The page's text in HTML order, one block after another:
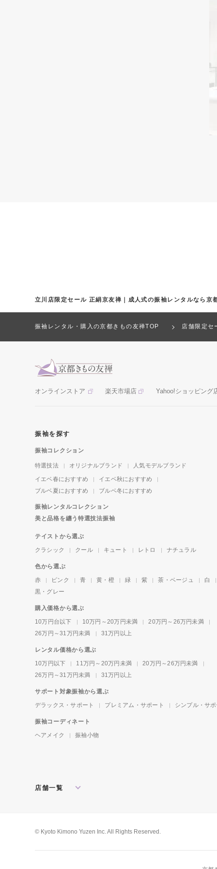
立川店限定セール 正絹京友禅｜成人式の振袖レンタルなら京
振袖レンタル・購入の京都きもの友禅TOP 店舗限定セ
オンラインストア 楽天市場店 Yahoo!ショッピング
振袖を探す
振袖コレクション
特選技法 オリジナルブランド
人気モデルブランド
イエベ春におすすめ
イエベ秋におすすめ
ブルベ夏におすすめ
ブルベ冬におすすめ
振袖レンタルコレクション
美と品格を纏う特選技法振袖
テイストから選ぶ
クラシック
クール キュート レトロ ナチュラル
色から選ぶ
赤
ピンク 青 黄・橙 緑 紫 茶・ベージュ
白
黒・グレー
購入価格から選ぶ
10万円台以下
10万円～20万円未満
20万円～26万円未満
26万円～31万円未満
31万円以上
レンタル価格から選ぶ
10万円以下
11万円～20万円未満
20万円～26万円未満
26万円～31万円未満
31万円以上
サポート対象振袖から選ぶ
デラックス・サポート
プレミアム・サポート シンプル・サ
振袖コーディネート
ヘアメイク
振袖小物
店舗一覧
松戸店
東京本館 新宿店
© Kyoto Kimono Yuzen Inc. All Rights Reserved.